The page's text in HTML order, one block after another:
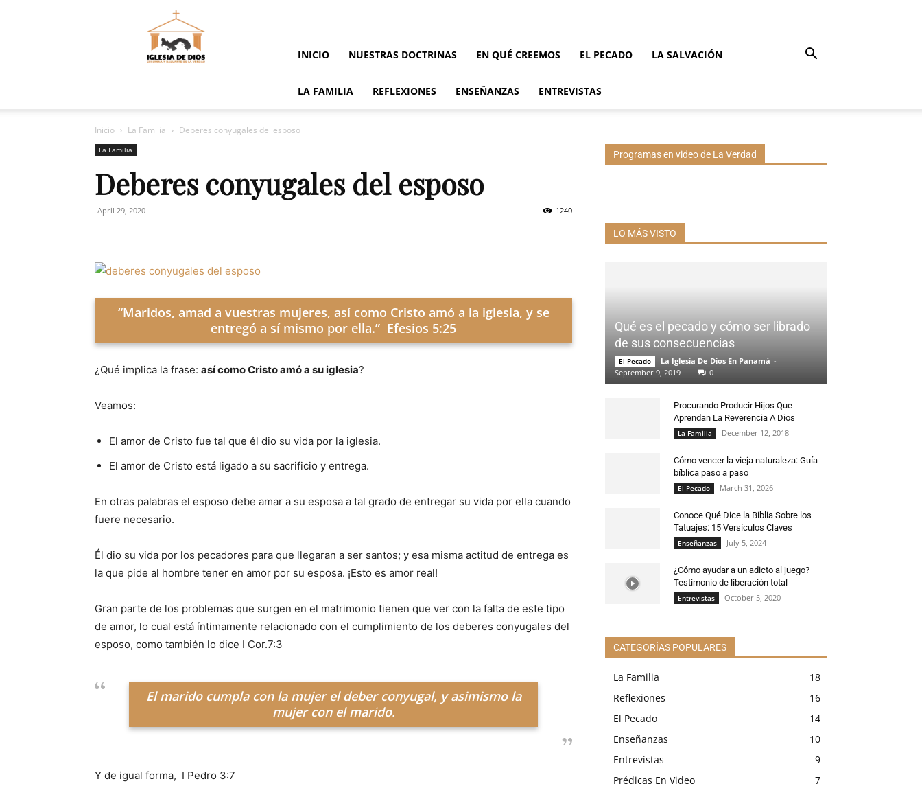
INICIO NUESTRAS DOCTRINAS EN QUÉ CREEMOS EL PECADO LA SALVACIÓN
LA FAMILIA REFLEXIONES ENSEÑANZAS ENTREVISTAS
Inicio La Familia Deberes conyugales del esposo
La Familia
Deberes conyugales del esposo
April 29, 2020 1240
“Maridos, amad a vuestras mujeres, así como Cristo amó a la iglesia, y se
entregó a sí mismo por ella.” Efesios 5:25
¿Qué implica la frase: así como Cristo amó a su iglesia?
Veamos:
El amor de Cristo fue tal que él dio su vida por la iglesia.
El amor de Cristo está ligado a su sacrificio y entrega.
En otras palabras el esposo debe amar a su esposa a tal grado de entregar su vida por ella cuando
fuere necesario.
Él dio su vida por los pecadores para que llegaran a ser santos; y esa misma actitud de entrega es
la que pide al hombre tener en amor por su esposa. ¡Esto es amor real!
Gran parte de los problemas que surgen en el matrimonio tienen que ver con la falta de este tipo
de amor, lo cual está íntimamente relacionado con el cumplimiento de los deberes conyugales del
esposo, como también lo dice I Cor.7:3
El marido cumpla con la mujer el deber conyugal, y asimismo la
mujer con el marido.
Y de igual forma, I Pedro 3:7
Programas en video de La Verdad
LO MÁS VISTO
Qué es el pecado y cómo ser librado
de sus consecuencias
El Pecado La Iglesia De Dios En Panamá -
September 9, 2019
0
Procurando Producir Hijos Que
Aprendan La Reverencia A Dios
La Familia December 12, 2018
Cómo vencer la vieja naturaleza: Guía
bíblica paso a paso
El Pecado March 31, 2026
Conoce Qué Dice la Biblia Sobre los
Tatuajes: 15 Versículos Claves
Enseñanzas July 5, 2024
¿Cómo ayudar a un adicto al juego? –
Testimonio de liberación total
Entrevistas October 5, 2020
CATEGORÍAS POPULARES
La Familia
18
Reflexiones
16
El Pecado
14
Enseñanzas
10
Entrevistas
9
Prédicas En Video
7